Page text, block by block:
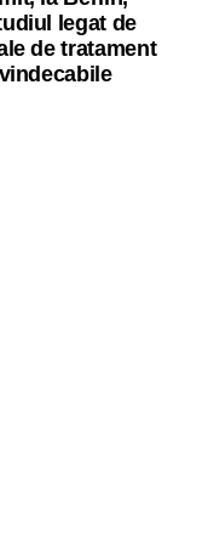
legat de
de tratament